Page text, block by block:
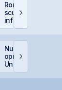
România,
scumpiri în UE:
inflația de 8,4%
erodează
reale pentru
Nuclearelectrica
oprește controlat
Unitatea 1 de la
Cernavodă din